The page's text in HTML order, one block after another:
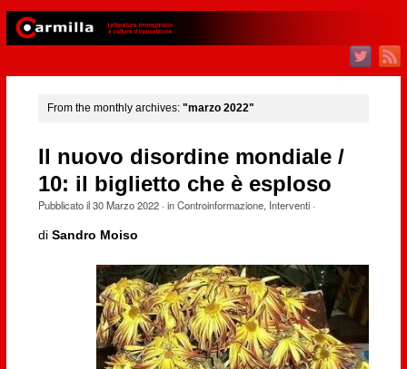
From the monthly archives: "marzo 2022"
Il nuovo disordine mondiale /
10: il biglietto che è esploso
Pubblicato il30 Marzo 2022· inControinformazione, Interventi·
di Sandro Moiso